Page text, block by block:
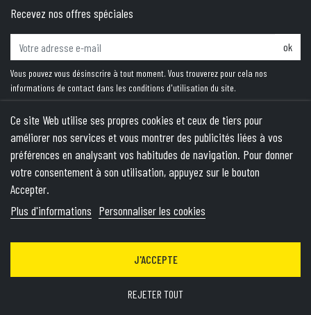
Recevez nos offres spéciales
ok
Vous pouvez vous désinscrire à tout moment. Vous trouverez pour cela nos
informations de contact dans les conditions d'utilisation du site.
PRODUITS
NOTRE SOCIÉTÉ
VOTRE COMPTE
Ce site Web utilise ses propres cookies et ceux de tiers pour
améliorer nos services et vous montrer des publicités liées à vos
préférences en analysant vos habitudes de navigation. Pour donner
votre consentement à son utilisation, appuyez sur le bouton
Accepter.
Plus d'informations Personnaliser les cookies
REJETER TOUT
J'ACCEPTE
© 2026 - Theme by Wepika- This site is protected by reCAPTCHA